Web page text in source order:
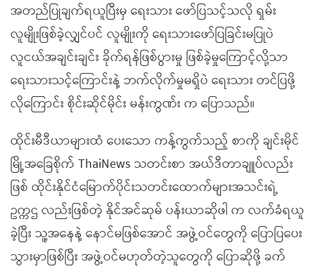
အတည်ပြုချက်ရယူပြီးမှ ရေးသား ဖော်ပြသင့်သလို ရှမ်း
လူမျိုးဖြစ်ခဲ့လျှင်ပင် လူမျိုးကို ရေးသားဖော်ပြခြင်းမပြုပဲ
လူငယ်အချင်းချင်း ခိုက်ရန်ဖြစ်ပွားမှု ဖြစ်ခဲ့မှုကြောင့်လို့သာ
ရေးသားသင့်ကြောင်းနဲ့ ဘက်လိုက်မှုမရှိပဲ ရေးသား တင်ပြဖို့
လိုကြောင်း စိုင်းဆိုင်မိုင်း မန်းကွဏ်း က ပြောသည်။
ထိုင်းမီဒီယာများထံ ပေးသော ကန့်ကွက်သည့် စာကို ချင်းမိုင်
မြို့အခြေစိုက် ThaiNews သတင်းစာ အယ်ဒီတာချူပ်လည်း
ဖြစ် ထိုင်းနိုင်ငံမြောက်ပိုင်းသတင်းထောက်များအသင်းရဲ့
ဥက္ကဌ လည်းဖြစ်တဲ့ နိုင်အင်ဆုမ် ပန်းယာဆိုဖါ က လက်ခံရယူ
ခဲ့ပြီး သူ့အနေနဲ့ နောင်မဖြစ်အောင် အဖွဲ့ဝင်တွေကို ပြောပြပေး
သွားမှာဖြစ်ပြီး အဖွဲ့ဝင်မဟုတ်တဲ့သူတွေကို ပြောဆိုဖို့ ခက်